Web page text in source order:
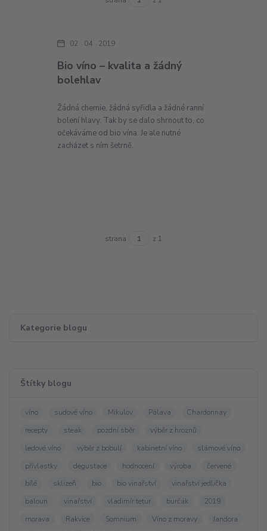
Kategorie blogu
Štítky blogu
víno sudové víno Mikulov Pálava
Chardonnay
recepty
steak pozdní sběr
výběr z hroznů
ledové víno
výběr z bobulí kabinetní víno
slámové víno
přívlastky
degustace hodnocení výroba
červené
bílé
sklizeň bio bio vinařství
vinařství jedlička
baloun
vinařství vladimír tetur burčák
2019
morava
Rakvice Somnium Víno z moravy
Jandora
Bio víno – kvalita a žádný
bolehlav
02 04 2019
Žádná chemie, žádná syřidla a žádné ranní
bolení hlavy. Tak by se dalo shrnout to, co
očekáváme od bio vína. Je ale nutné
zacházet s ním šetrně.
strana z 1